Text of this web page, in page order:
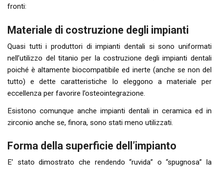
fronti:
Materiale di costruzione degli impianti
Quasi tutti i produttori di impianti dentali si sono uniformati
nell’utilizzo del titanio per la costruzione degli impianti dentali
poiché è altamente biocompatibile ed inerte (anche se non del
tutto) e dette caratteristiche lo eleggono a materiale per
eccellenza per favorire l’osteointegrazione.
Esistono comunque anche impianti dentali in ceramica ed in
zirconio anche se, finora, sono stati meno utilizzati.
Forma della superficie dell’impianto
E’ stato dimostrato che rendendo “ruvida” o “spugnosa” la